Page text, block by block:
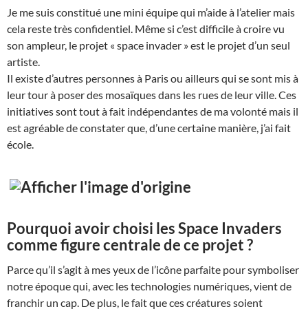
Je me suis constitué une mini équipe qui m’aide à l’atelier mais
cela reste très confidentiel. Même si c’est difficile à croire vu
son ampleur, le projet « space invader » est le projet d’un seul
artiste.
Il existe d’autres personnes à Paris ou ailleurs qui se sont mis à
leur tour à poser des mosaïques dans les rues de leur ville. Ces
initiatives sont tout à fait indépendantes de ma volonté mais il
est agréable de constater que, d’une certaine manière, j’ai fait
école.
Pourquoi avoir choisi les Space Invaders
comme figure centrale de ce projet ?
Parce qu’il s’agit à mes yeux de l’icône parfaite pour symboliser
notre époque qui, avec les technologies numériques, vient de
franchir un cap. De plus, le fait que ces créatures soient